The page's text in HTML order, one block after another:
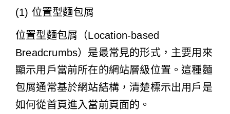
(1) 位置型麵包屑
位置型麵包屑（Location-based
Breadcrumbs）是最常見的形式，主要用來
顯示用戶當前所在的網站層級位置。這種麵
包屑通常基於網站結構，清楚標示出用戶是
如何從首頁進入當前頁面的。